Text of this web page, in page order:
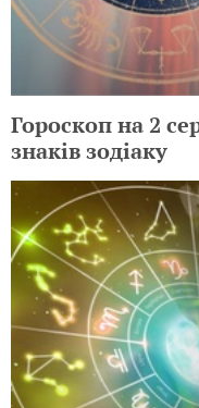
Гороскоп на 2
знаків зодіаку